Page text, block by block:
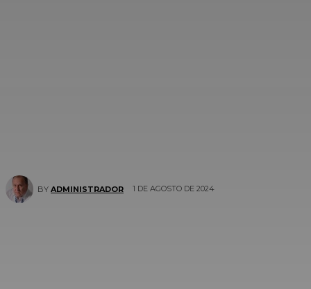
BY ADMINISTRADOR 1 DE AGOSTO DE 2024